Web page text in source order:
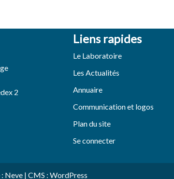
2
Liens rapides
Le Laboratoire
Les Actualités
Annuaire
Communication et logos
Plan du site
Se connecter
Neve | CMS : WordPress